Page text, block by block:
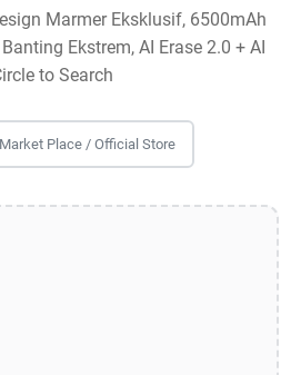
Marmer Eksklusif, 6500mAh
Ekstrem, AI Erase 2.0 + AI
to Search
Place / Official Store